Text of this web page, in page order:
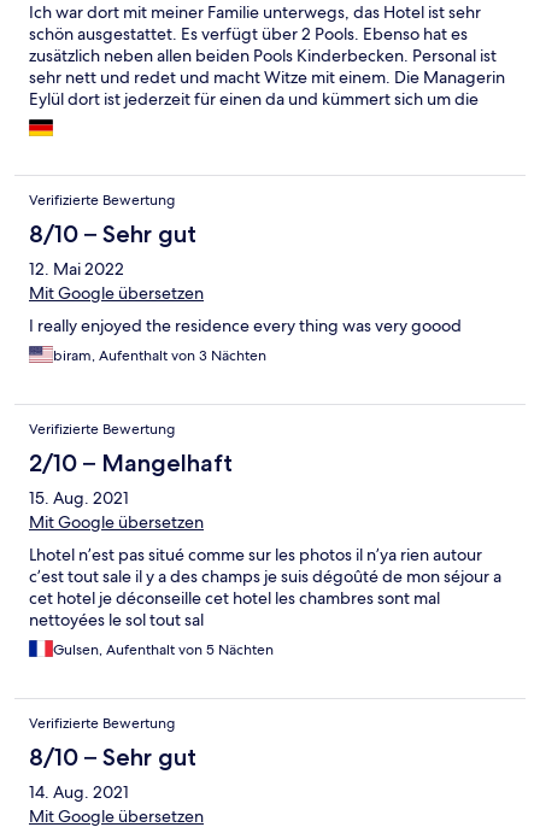
Ich war dort mit meiner Familie unterwegs, das Hotel ist sehr
schön ausgestattet. Es verfügt über 2 Pools. Ebenso hat es
zusätzlich neben allen beiden Pools Kinderbecken. Personal ist
sehr nett und redet und macht Witze mit einem. Die Managerin
Eylül dort ist jederzeit für einen da und kümmert sich um die
Kunden.
Verifizierte Bewertung
8/10 – Sehr gut
12. Mai 2022
Mit Google übersetzen
I really enjoyed the residence every thing was very goood
biram, Aufenthalt von 3 Nächten
Verifizierte Bewertung
2/10 – Mangelhaft
15. Aug. 2021
Mit Google übersetzen
Lhotel n’est pas situé comme sur les photos il n’ya rien autour
c’est tout sale il y a des champs je suis dégoûté de mon séjour a
cet hotel je déconseille cet hotel les chambres sont mal
nettoyées le sol tout sal
Gulsen, Aufenthalt von 5 Nächten
Verifizierte Bewertung
8/10 – Sehr gut
14. Aug. 2021
Mit Google übersetzen